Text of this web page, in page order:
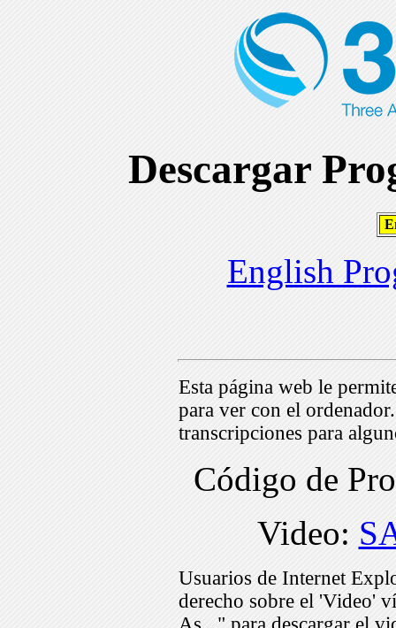
Descargar
English
Esta página web le
para ver con el
transcripciones para
Código de
Video:
Usuarios de Internet
derecho sobre el 'Video'